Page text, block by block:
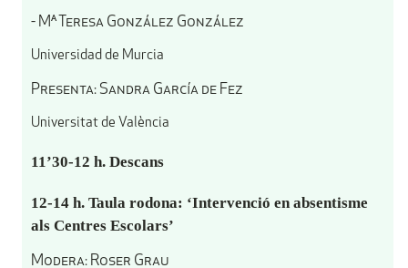
- Mª Teresa González González
Universidad de Murcia
Presenta: Sandra García de Fez
Universitat de València
11’30-12 h. Descans
12-14 h. Taula rodona: ‘Intervenció en absentisme
als Centres Escolars’
Modera: Roser Grau